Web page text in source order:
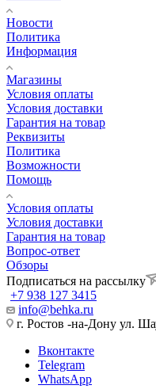
Новости
Политика
Информация
Магазины
Условия оплаты
Условия доставки
Гарантия на товар
Реквизиты
Политика
Возможности
Помощь
Условия оплаты
Условия доставки
Гарантия на товар
Вопрос-ответ
Обзоры
Подписаться на рассылку
+7 938 127 3415
info@behka.ru
г. Ростов -на-Дону ул.
Вконтакте
Telegram
WhatsApp